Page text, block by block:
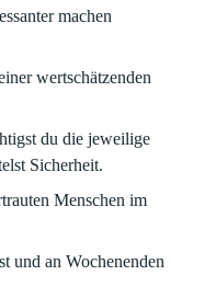
machen
wertschätzenden
du die jeweilige
Sicherheit.
Menschen im
und an Wochenenden